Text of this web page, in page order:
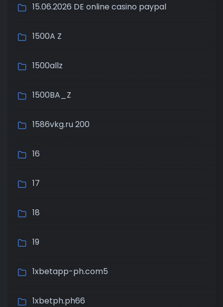
15.06.2026 DE online casino paypal
1500A Z
1500allz
1500BA_Z
1586vkg.ru 200
16
17
18
19
1xbetapp-ph.com5
1xbetph.ph66